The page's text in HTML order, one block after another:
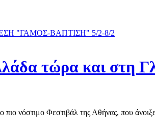
"ΓΑΜΟΣ-ΒΑΠΤΙΣΗ" 5/2-8/2
τώρα και στη
νόστιμο Φεστιβάλ της Αθήνας, που